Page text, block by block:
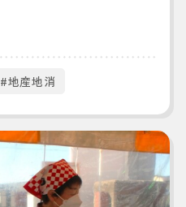
#地産地消